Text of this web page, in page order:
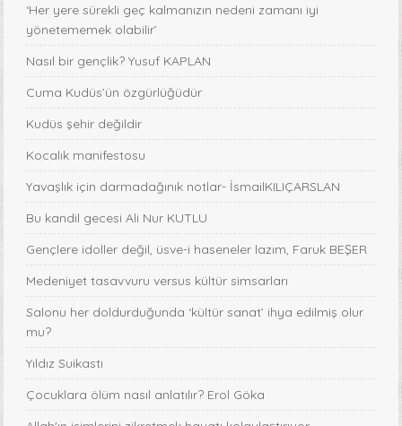
‘Her yere sürekli geç kalmanızın nedeni zamanı iyi
yönetememek olabilir’
Nasıl bir gençlik? Yusuf KAPLAN
Cuma Kudüs’ün özgürlüğüdür
Kudüs şehir değildir
Kocalık manifestosu
Yavaşlık için darmadağınık notlar- İsmailKILIÇARSLAN
Bu kandil gecesi Ali Nur KUTLU
Gençlere idoller değil, üsve-i haseneler lazım, Faruk BEŞER
Medeniyet tasavvuru versus kültür simsarları
Salonu her doldurduğunda ‘kültür sanat’ ihya edilmiş olur
mu?
Yıldız Suikastı
Çocuklara ölüm nasıl anlatılır? Erol Göka